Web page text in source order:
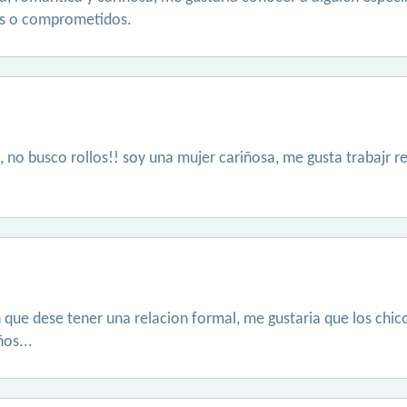
o comprometidos.
busco rollos!! soy una mujer cariñosa, me gusta trabajr
dese tener una relacion formal, me gustaria que los